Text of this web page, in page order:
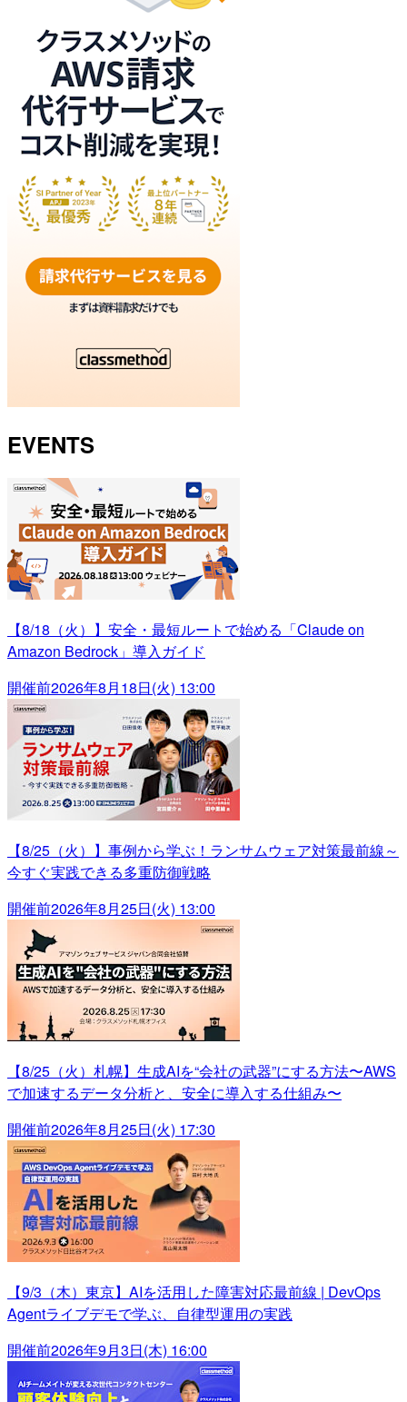
EVENTS
【8/18（火）】安全・最短ルートで始める「Claude on
Amazon Bedrock」導入ガイド
開催前2026年8月18日(火) 13:00
【8/25（火）】事例から学ぶ！ランサムウェア対策最前線～
今すぐ実践できる多重防御戦略
開催前2026年8月25日(火) 13:00
【8/25（火）札幌】生成AIを“会社の武器”にする方法〜AWS
で加速するデータ分析と、安全に導入する仕組み〜
開催前2026年8月25日(火) 17:30
【9/3（木）東京】AIを活用した障害対応最前線 | DevOps
Agentライブデモで学ぶ、自律型運用の実践
開催前2026年9月3日(木) 16:00